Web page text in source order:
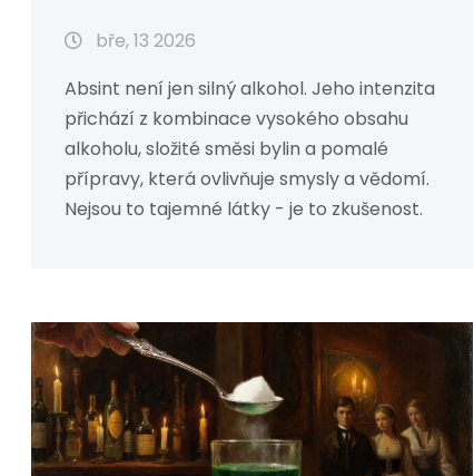
bře, 13 2026
Absint není jen silný alkohol. Jeho intenzita
přichází z kombinace vysokého obsahu
alkoholu, složité směsi bylin a pomalé
přípravy, která ovlivňuje smysly a vědomí.
Nejsou to tajemné látky - je to zkušenost.